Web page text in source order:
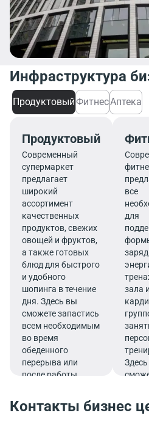
Инфраструктура
ПродуктовыйФитнесАптека
Продуктовый
Современный
супермаркет
предлагает
широкий
ассортимент
качественных
продуктов, свежих
овощей и фруктов,
а также готовых
блюд для быстрого
и удобного
шопинга в течение
дня. Здесь вы
сможете запастись
всем необходимым
во время
обеденного
перерыва или
после работы.
все
для
зала и
Контакты бизнес